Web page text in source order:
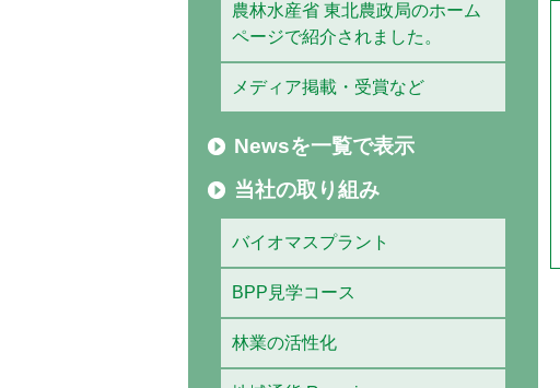
農林水産省 東北農政局のホーム
ページで紹介されました。
メディア掲載・受賞など
Newsを一覧で表示
当社の取り組み
バイオマスプラント
BPP見学コース
林業の活性化